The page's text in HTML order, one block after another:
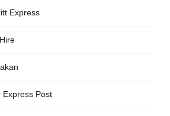
Express
Express Post